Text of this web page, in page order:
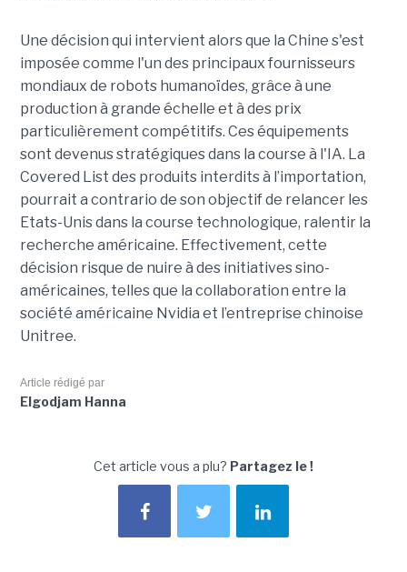
Une décision qui intervient alors que la Chine s'est
imposée comme l'un des principaux fournisseurs
mondiaux de robots humanoïdes, grâce à une
production à grande échelle et à des prix
particulièrement compétitifs. Ces équipements
sont devenus stratégiques dans la course à l'IA. La
Covered List des produits interdits à l’importation,
pourrait a contrario de son objectif de relancer les
Etats-Unis dans la course technologique, ralentir la
recherche américaine. Effectivement, cette
décision risque de nuire à des initiatives sino-
américaines, telles que la collaboration entre la
société américaine Nvidia et l’entreprise chinoise
Unitree.
Article rédigé par
Elgodjam Hanna
Cet article vous a plu? Partagez le !